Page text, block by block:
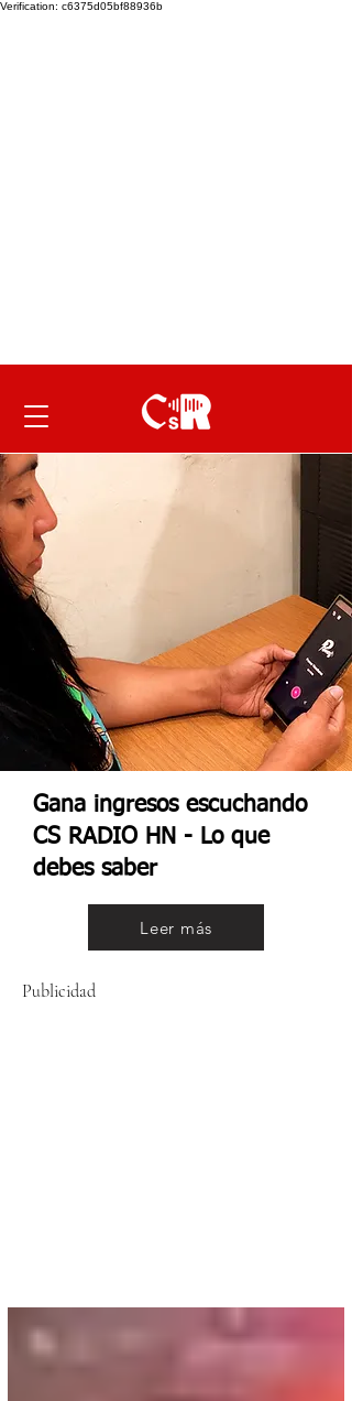
Verification: c6375d05bf88936b
Gana ingresos escuchando
CS RADIO HN - Lo que
debes saber
Leer más
Publicidad